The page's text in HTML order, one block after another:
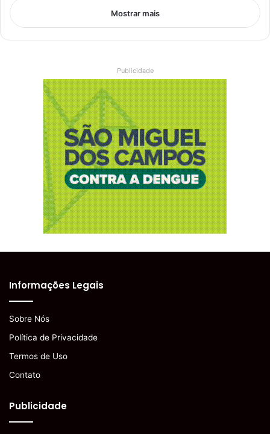
Mostrar mais
Publicidade
Informações Legais
Sobre Nós
Política de Privacidade
Termos de Uso
Contato
Publicidade